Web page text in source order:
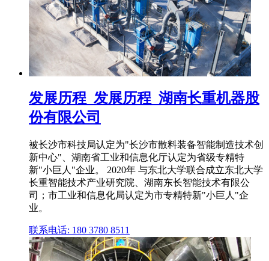
发展历程_发展历程_湖南长重机器股
份有限公司
被长沙市科技局认定为"长沙市散料装备智能制造技术创
新中心"、湖南省工业和信息化厅认定为省级专精特
新"小巨人"企业。 2020年 与东北大学联合成立东北大学
长重智能技术产业研究院、湖南东长智能技术有限公
司；市工业和信息化局认定为市专精特新"小巨人"企
业。
联系电话: 180 3780 8511